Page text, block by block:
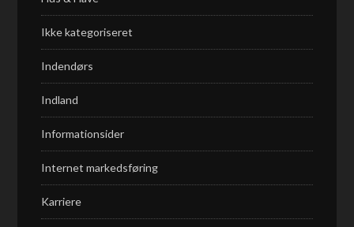
Ikke kategoriseret
Indendørs
Indland
Informationsider
Internet markedsføring
Karriere